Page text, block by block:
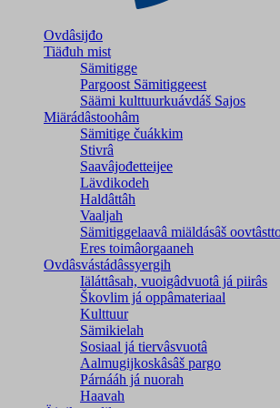
Ovdâsijđo
Tiäđuh mist
Sämitigge
Pargoost Sämitiggeest
Säämi kulttuurkuávdáš Sajos
Miärádâstoohâm
Sämitige čuákkim
Stivrâ
Saavâjođetteijee
Lävdikodeh
Haldâttâh
Vaaljah
Sämitiggelaavâ miäldásâš
Eres toimâorgaaneh
Ovdâsvástádâssyergih
Iäláttâsah, vuoigâdvuotâ já piirâs
Škovlim já oppâmateriaal
Kulttuur
Sämikielah
Sosiaal já tiervâsvuotâ
Aalmugijkoskâsâš pargo
Párnááh já nuorah
Haavah